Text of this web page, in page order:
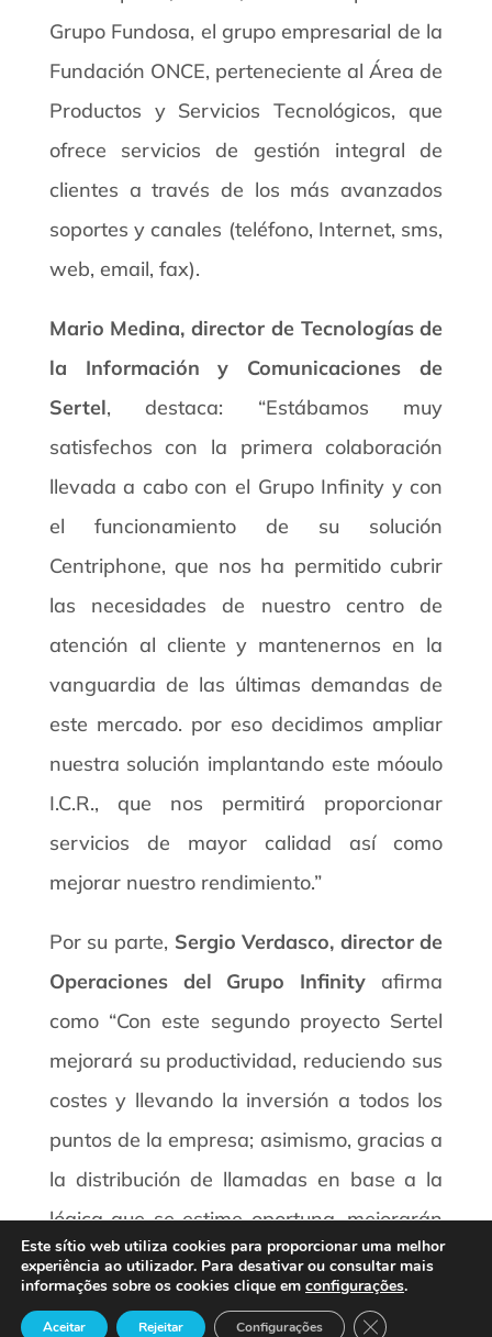
Grupo Fundosa, el grupo empresarial de la
Fundación ONCE, perteneciente al Área de
Productos y Servicios Tecnológicos, que
ofrece servicios de gestión integral de
clientes a través de los más avanzados
soportes y canales (teléfono, Internet, sms,
web, email, fax).
Mario Medina, director de Tecnologías de
la Información y Comunicaciones de
Sertel, destaca: “Estábamos muy
satisfechos con la primera colaboración
llevada a cabo con el Grupo Infinity y con
el funcionamiento de su solución
Centriphone, que nos ha permitido cubrir
las necesidades de nuestro centro de
atención al cliente y mantenernos en la
vanguardia de las últimas demandas de
este mercado. por eso decidimos ampliar
nuestra solución implantando este móoulo
I.C.R., que nos permitirá proporcionar
servicios de mayor calidad así como
mejorar nuestro rendimiento.”
Por su parte, Sergio Verdasco, director de
Operaciones del Grupo Infinity afirma
como “Con este segundo proyecto Sertel
mejorará su productividad, reduciendo sus
costes y llevando la inversión a todos los
puntos de la empresa; asimismo, gracias a
la distribución de llamadas en base a la
lógica que se estime oportuna, mejorarán
la calidad consiguiendo una atención mas
personalizada y eficiente”.
Este sítio web utiliza cookies para proporcionar uma melhor
experiência ao utilizador. Para desativar ou consultar mais
informações sobre os cookies clique em configurações.
Aceitar Rejeitar Configurações Close GDPR